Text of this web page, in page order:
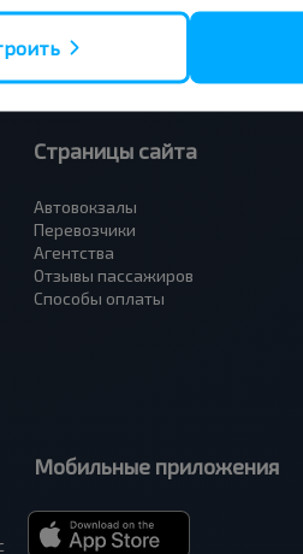
Минск - Варшава
Страницы сайта
Автовокзалы
Перевозчики
Агентства
Отзывы пассажиров
Способы оплаты
Мобильные приложения